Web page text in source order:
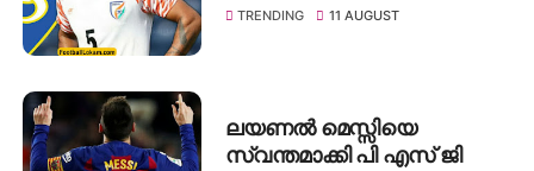
TRENDING 11 AUGUST
ലയണൽ മെസ്സിയെ
സ്വന്തമാക്കി പി എസ് ജി